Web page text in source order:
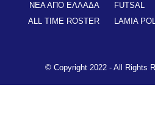
ΝΕΑ ΑΠΟ ΕΛΛΑΔΑ
FUTSAL
ALL TIME ROSTER
LAMIA
© Copyright 2022 - All Rights